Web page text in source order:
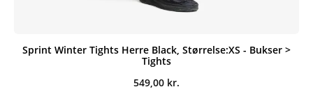
Sprint Winter Tights Herre Black, Størrelse:XS - Bukser >
Tights
549,00 kr.